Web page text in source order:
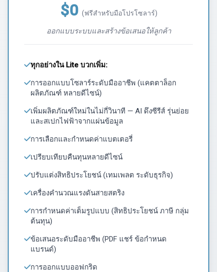
$0 (ฟรีสำหรับมือโปรโซลาร์)
ออกแบบระบบและสร้างข้อเสนอให้ลูกค้า
ทุกอย่างใน Lite บวกเพิ่ม:
การออกแบบโซลาร์ระดับมืออาชีพ (แคตตาล็อก
ผลิตภัณฑ์ หลายดีไซน์)
เพิ่มผลิตภัณฑ์ใหม่ในไม่กี่วินาที — AI ดึงซีรีส์ รุ่นย่อย
และสเปกไฟฟ้าจากแผ่นข้อมูล
การเลือกและกำหนดค่าแบตเตอรี่
เปรียบเทียบคืนทุนหลายดีไซน์
ปรับแต่งสิทธิประโยชน์ (เทมเพลต ระดับธุรกิจ)
เครื่องคำนวณแรงดันสายสตริง
การกำหนดค่าเต็มรูปแบบ (สิทธิประโยชน์ ภาษี กลุ่ม
ต้นทุน)
ข้อเสนอระดับมืออาชีพ (PDF แชร์ ข้อกำหนด
แบรนด์)
การออกแบบออฟกริด